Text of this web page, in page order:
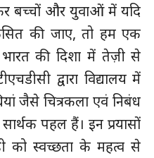
बच्चों और युवाओं में यदि
की जाए, तो हम एक
की दिशा में तेज़ी से
द्वारा विद्यालय में
जैसे चित्रकला एवं निबंध
पहल हैं। इन प्रयासों
को स्वच्छता के महत्व से